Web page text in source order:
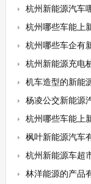
杭州新能源汽车
杭州哪些车能上
杭州哪些车企有
杭州新能源充电
机车造型的新能
杨凌公交新能源
杭州哪些车能上新
枫叶新能源汽车
杭州新能源车超
林洋能源的产品